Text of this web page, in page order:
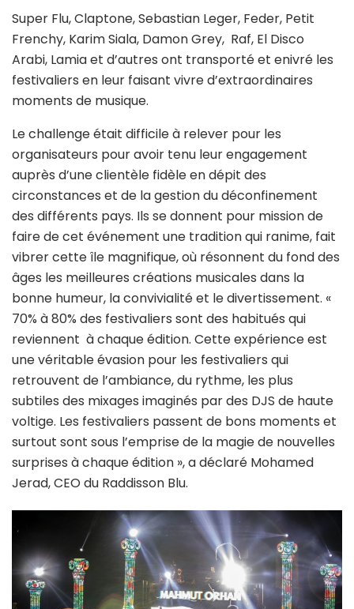
Super Flu, Claptone, Sebastian Leger, Feder, Petit
Frenchy, Karim Siala, Damon Grey, Raf, El Disco
Arabi, Lamia et d’autres ont transporté et enivré les
festivaliers en leur faisant vivre d’extraordinaires
moments de musique.
Le challenge était difficile à relever pour les
organisateurs pour avoir tenu leur engagement
auprès d’une clientèle fidèle en dépit des
circonstances et de la gestion du déconfinement
des différents pays. Ils se donnent pour mission de
faire de cet événement une tradition qui ranime, fait
vibrer cette île magnifique, où résonnent du fond des
âges les meilleures créations musicales dans la
bonne humeur, la convivialité et le divertissement. «
70% à 80% des festivaliers sont des habitués qui
reviennent à chaque édition. Cette expérience est
une véritable évasion pour les festivaliers qui
retrouvent de l’ambiance, du rythme, les plus
subtiles des mixages imaginés par des DJS de haute
voltige. Les festivaliers passent de bons moments et
surtout sont sous l’emprise de la magie de nouvelles
surprises à chaque édition », a déclaré Mohamed
Jerad, CEO du Raddisson Blu.